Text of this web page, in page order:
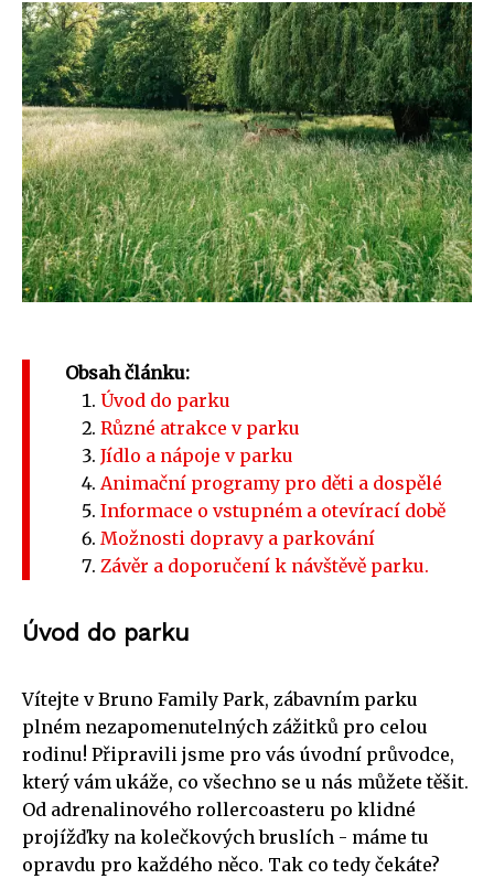
Obsah článku:
Úvod do parku
Různé atrakce v parku
Jídlo a nápoje v parku
Animační programy pro děti a dospělé
Informace o vstupném a otevírací době
Možnosti dopravy a parkování
Závěr a doporučení k návštěvě parku.
Úvod do parku
Vítejte v Bruno Family Park, zábavním parku
plném nezapomenutelných zážitků pro celou
rodinu! Připravili jsme pro vás úvodní průvodce,
který vám ukáže, co všechno se u nás můžete těšit.
Od adrenalinového rollercoasteru po klidné
projížďky na kolečkových bruslích - máme tu
opravdu pro každého něco. Tak co tedy čekáte?